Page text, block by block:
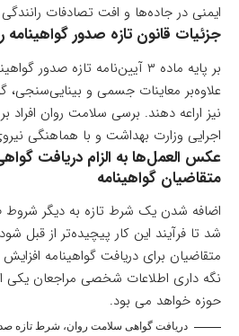
ایمنی در جاده‌ها و افت تصادفات
جزئیات قانون تازه صدور گواهینامه
بر پایه ماده ۳ آیین‌نامه تازه
علاوه‌بر معاینات جسمی و بینایی‌سنجی،
نیز اراعه دهند. برسی سلامت روان افراد
اجرایی وزارت بهداشت و با هماهنگی
عکس العمل‌ها به الزام دریافت
متقاضیان گواهینامه
اضافه شدن یک شرط تازه به دیگر شروط
شد تا فرآیند این کار پیچیده‌تر از قبل
متقاضیان برای دریافت گواهینامه
نگه داری اطلاعات شخصی مراجعان یکی
حوزه خواهد می بود.
دریافت گواهی سلامت روان، شرط تازه